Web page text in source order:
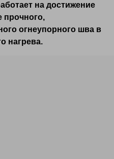
на достижение
прочного,
огнеупорного шва в
нагрева.